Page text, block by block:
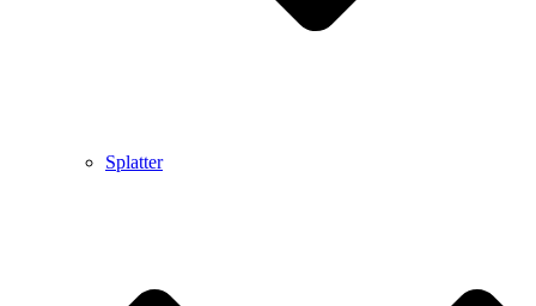
Splatter